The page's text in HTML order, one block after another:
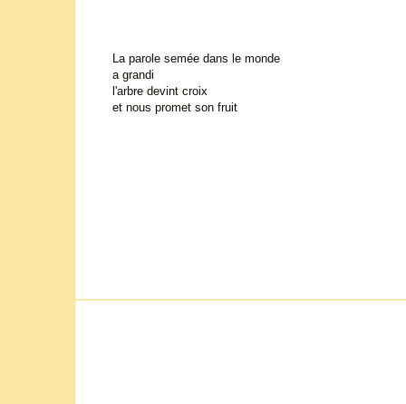
La parole semée dans le monde
a grandi
l'arbre devint croix
et nous promet son fruit